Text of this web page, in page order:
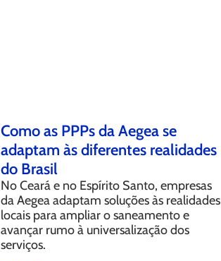
Como as PPPs da Aegea se
adaptam às diferentes realidades
do Brasil
No Ceará e no Espírito Santo, empresas
da Aegea adaptam soluções às realidades
locais para ampliar o saneamento e
avançar rumo à universalização dos
serviços.